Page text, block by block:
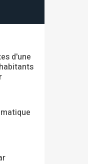
d'une